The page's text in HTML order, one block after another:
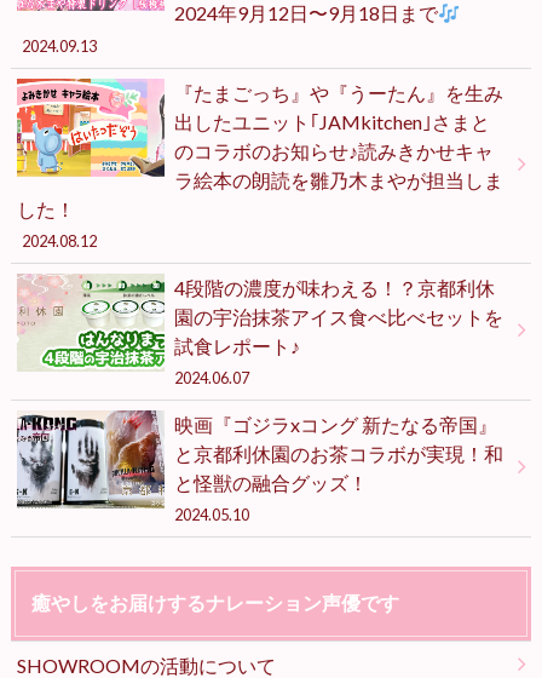
2024年9月12日〜9月18日まで
2024.09.13
『たまごっち』や『うーたん』を生み
出したユニット｢JAMkitchen｣さまと
のコラボのお知らせ♪読みきかせキャ
ラ絵本の朗読を雛乃木まやが担当しま
した！
2024.08.12
4段階の濃度が味わえる！？京都利休
園の宇治抹茶アイス食べ比べセットを
試食レポート♪
2024.06.07
映画『ゴジラxコング 新たなる帝国』
と京都利休園のお茶コラボが実現！和
と怪獣の融合グッズ！
2024.05.10
癒やしをお届けするナレーション声優です
SHOWROOMの活動について